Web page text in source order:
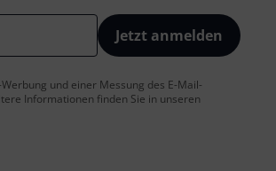
Jetzt anmelden
und einer Messung des E-Mail-
Informationen finden Sie in unseren